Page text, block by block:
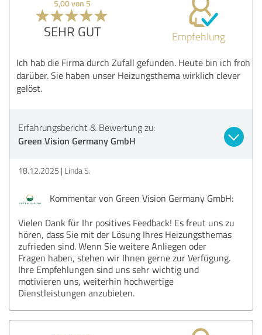
5,00 von 5
SEHR GUT Empfehlung
Ich hab die Firma durch Zufall gefunden. Heute bin ich froh
darüber. Sie haben unser Heizungsthema wirklich clever
gelöst.
Erfahrungsbericht & Bewertung zu:
Green Vision Germany GmbH
18.12.2025 Linda S.
Kommentar von Green Vision Germany GmbH:
Vielen Dank für Ihr positives Feedback! Es freut uns zu
hören, dass Sie mit der Lösung Ihres Heizungsthemas
zufrieden sind. Wenn Sie weitere Anliegen oder
Fragen haben, stehen wir Ihnen gerne zur Verfügung.
Ihre Empfehlungen sind uns sehr wichtig und
motivieren uns, weiterhin hochwertige
Dienstleistungen anzubieten.